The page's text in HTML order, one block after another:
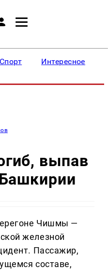
Спорт Интересное
выпав
Чишмы —
железной
Пассажир,
составе,